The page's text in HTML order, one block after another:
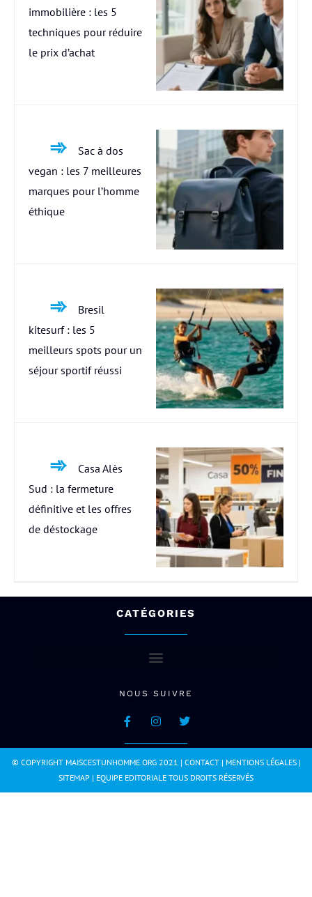
immobilière : les 5
techniques pour réduire
le prix d’achat
Sac à dos
vegan : les 7 meilleures
marques pour l’homme
éthique
Bresil
kitesurf : les 5
meilleurs spots pour un
séjour sportif réussi
Casa Alès
Sud : la fermeture
définitive et les offres
de déstockage
CATÉGORIES
NOUS SUIVRE
© COPYRIGHT MAISCESTUNHOMME.ORG 2021 | CONTACT| MENTIONS LÉGALES|
SITEMAP | EQUIPE EDITORIALE TOUS DROITS RÉSERVÉS